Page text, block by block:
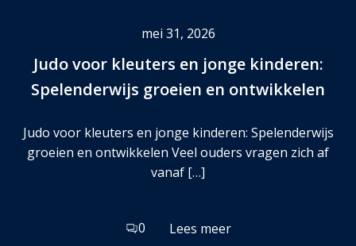
mei 31, 2026
Judo voor kleuters en jonge kinderen:
Spelenderwijs groeien en ontwikkelen
Judo voor kleuters en jonge kinderen: Spelenderwijs
groeien en ontwikkelen Veel ouders vragen zich af
vanaf […]
0 Lees meer